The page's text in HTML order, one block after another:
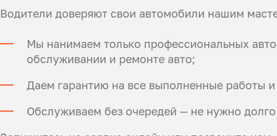
Водители доверяют свои автомобили нашим
Мы нанимаем только профессиональных
обслуживании и ремонте авто;
Даем гарантию на все выполненные работы и
Обслуживаем без очередей — не нужно